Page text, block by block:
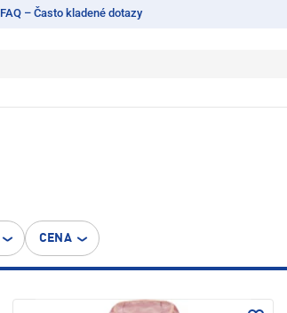
FAQ – Často kladené dotazy
CENA